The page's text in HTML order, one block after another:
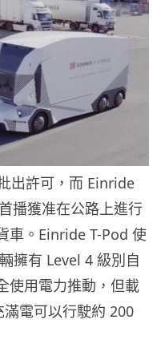
出許可，而 Einride
播獲准在公路上進行
車。Einride T-Pod 使
擁有 Level 4 級別自
使用電力推動，但載
電可以行駛約 200